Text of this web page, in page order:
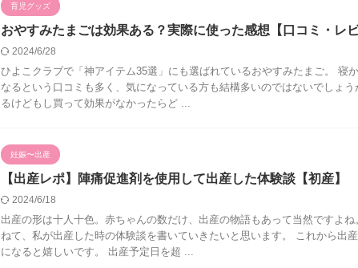
育児グッズ
おやすみたまごは効果ある？実際に使った感想【口コミ・レビ
2024/6/28
ひよこクラブで「神アイテム35選」にも選ばれているおやすみたまご。 寝
なるという口コミも多く、気になっている方も結構多いのではないでしょう
るけどもし買って効果がなかったらど ...
妊娠〜出産
【出産レポ】陣痛促進剤を使用して出産した体験談【初産】
2024/6/18
出産の形は十人十色。赤ちゃんの数だけ、出産の物語もあって当然ですよ
ねて、私が出産した時の体験談を書いていきたいと思います。 これから出
になると嬉しいです。 出産予定日を超 ...